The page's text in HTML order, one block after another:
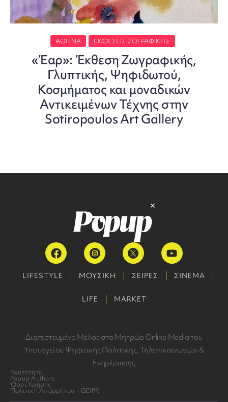
ΑΘΉΝΑ ΕΚΘΈΣΕΙΣ ΖΩΓΡΑΦΙΚΉΣ
«Έαρ»: Έκθεση Ζωγραφικής,
Γλυπτικής, Ψηφιδωτού,
Κοσμήματος και μοναδικών
Αντικειμένων Τέχνης στην
Sotiropoulos Art Gallery
LIFESTYLE ΜΟΥΣΙΚΗ ΣΕΙΡΕΣ ΣΙΝΕΜΑ
LIFE MARKET
Διαπιστευμένο Μέλος στο Μητρώο Online Media του
Υπουργείου Ψηφιακής Πολιτικής, Τηλεπικοινωνιών &
Ενημέρωσης
Ταυτότητα
Popup Authors
Όροι Χρήσης
Πολιτική Απορρήτου – GDPR